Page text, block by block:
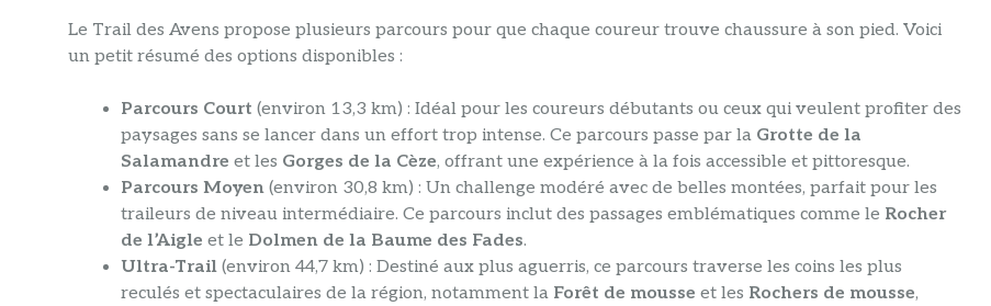
Le Trail des Avens propose plusieurs parcours pour que chaque coureur trouve chaussure à son pied. Voici
un petit résumé des options disponibles :
Parcours Court (environ 13,3 km) : Idéal pour les coureurs débutants ou ceux qui veulent profiter des
paysages sans se lancer dans un effort trop intense. Ce parcours passe par la Grotte de la
Salamandre et les Gorges de la Cèze, offrant une expérience à la fois accessible et pittoresque.
Parcours Moyen (environ 30,8 km) : Un challenge modéré avec de belles montées, parfait pour les
traileurs de niveau intermédiaire. Ce parcours inclut des passages emblématiques comme le Rocher
de l’Aigle et le Dolmen de la Baume des Fades.
Ultra-Trail (environ 44,7 km) : Destiné aux plus aguerris, ce parcours traverse les coins les plus
reculés et spectaculaires de la région, notamment la Forêt de mousse et les Rochers de mousse,